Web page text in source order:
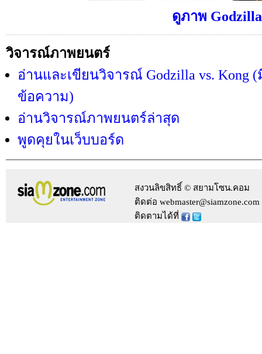
ดูภาพ
วิจารณ์ภาพยนตร์
อ่านและเขียนวิจารณ์ Godzilla vs. Kong
ข้อความ)
อ่านวิจารณ์ภาพยนตร์ล่าสุด
พูดคุยในเว็บบอร์ด
สงวนลิขสิทธิ์ © สยามโซน.คอม
ติดต่อ webmaster@siamzone.com
ติดตามได้ที่